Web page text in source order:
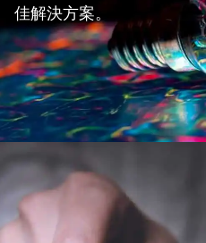
佳解決方案。